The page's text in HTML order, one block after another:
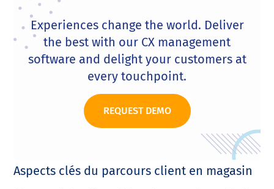
Experiences change the world. Deliver
the best with our CX management
software and delight your customers at
every touchpoint.
REQUEST DEMO
Aspects clés du parcours client en magasin